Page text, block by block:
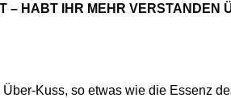
– HABT IHR MEHR VERSTANDEN
Kuss, so etwas wie die Essenz